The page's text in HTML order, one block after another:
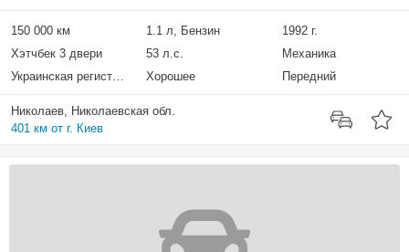
150 000 км 1.1 л, Бензин
1992 г.
Хэтчбек 3 двери
53 л.с.
Механика
Украинская регистрация
Хорошее Передний
Николаев, Николаевская обл.
401 км от г. Киев